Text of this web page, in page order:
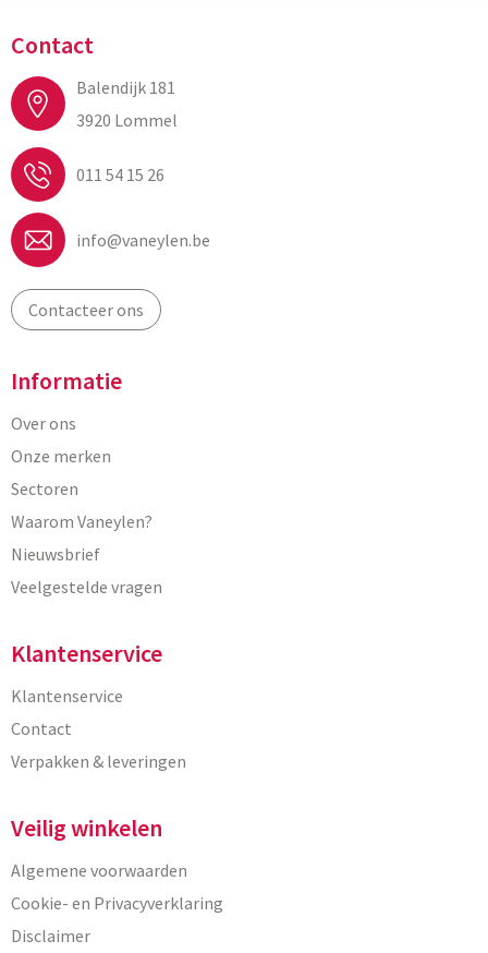
Contact
Balendijk 181
3920 Lommel
011 54 15 26
info@vaneylen.be
Contacteer ons
Informatie
Over ons
Onze merken
Sectoren
Waarom Vaneylen?
Nieuwsbrief
Veelgestelde vragen
Klantenservice
Klantenservice
Contact
Verpakken & leveringen
Veilig winkelen
Algemene voorwaarden
Cookie- en Privacyverklaring
Disclaimer